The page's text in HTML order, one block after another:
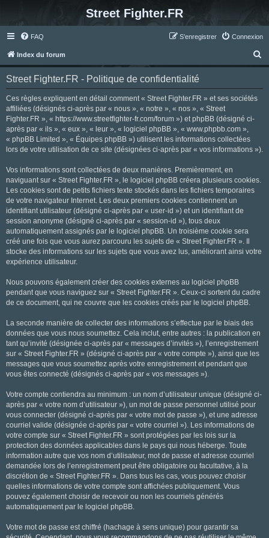
Street Fighter.FR
FAQ Connexion
S’enregistrer
Index du forum
e
Street Fighter.FR - Politique de confidentialité
Ces règles expliquent en détail comment « Street Fighter.FR » et ses sociétés
affiliées (désignés ci-après par « nous », « notre », « nos », « Street
Fighter.FR », « https://www.streetfighter-fr.com/forum ») et phpBB (désigné ci-
après par « ils », « eux », « leur », « logiciel phpBB », « www.phpbb.com »,
« phpBB Limited », « Équipes phpBB ») utilisent les informations collectées
lors de votre utilisation de ce site (désignées ci-après par « vos informations »).
Vos informations sont collectées de deux manières. Premièrement, en
naviguant sur « Street Fighter.FR », le logiciel phpBB créera plusieurs cookies.
Les cookies sont de petits fichiers texte stockés dans les fichiers temporaires
de votre navigateur Internet. Les deux premiers cookies contiennent un
identifiant utilisateur (désigné ci-après par « user-id ») et un identifiant de
session anonyme (désigné ci-après par « session-id »), tous deux
automatiquement assignés par le logiciel phpBB. Un troisième cookie sera
créé une fois que vous aurez parcouru les sujets de « Street Fighter.FR ». Il
stocke des informations sur les sujets que vous avez lus, améliorant ainsi votre
expérience utilisateur.
Nous pouvons également créer des cookies externes au logiciel phpBB
pendant que vous naviguez sur « Street Fighter.FR ». Ceux-ci sortent du cadre
de ce document, qui ne couvre que les cookies créés par le logiciel phpBB.
La seconde manière de collecter des informations s’effectue par le biais des
données que vous nous soumettez. Cela inclut, entre autres : la publication en
tant qu’invité (désignée ci-après par « messages d’invités »), l’enregistrement
sur « Street Fighter.FR » (désigné ci-après par « votre compte »), ainsi que les
messages que vous soumettez après votre enregistrement et pendant que
vous êtes connecté (désignés ci-après par « vos messages »).
Votre compte contiendra au minimum : un nom d’utilisateur unique (désigné ci-
après par « votre nom d’utilisateur »), un mot de passe personnel utilisé pour
vous connecter (désigné ci-après par « votre mot de passe »), et une adresse
courriel valide (désignée ci-après par « votre courriel »). Les informations de
votre compte sur « Street Fighter.FR » sont protégées par les lois sur la
protection des données applicables dans le pays qui nous héberge. Toute
information autre que vos nom d’utilisateur, mot de passe et adresse courriel
demandée lors de l’enregistrement peut être obligatoire ou facultative, à la
discrétion de « Street Fighter.FR ». Dans tous les cas, vous pouvez choisir
quelles informations de votre compte sont affichées publiquement. Vous
pouvez également choisir de recevoir ou non les courriels générés
automatiquement par le logiciel phpBB.
Votre mot de passe est chiffré (hachage à sens unique) pour garantir sa